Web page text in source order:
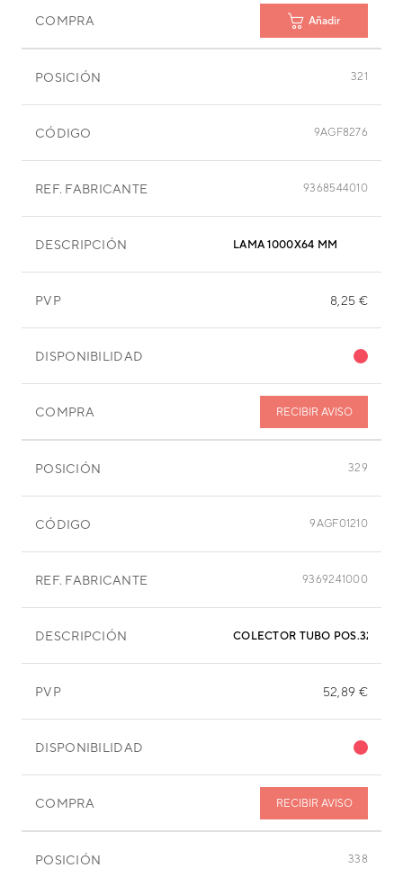
COMPRA Añadir
POSICIÓN 321
CÓDIGO 9AGF8276
REF. FABRICANTE 9368544010
DESCRIPCIÓN LAMA 1000X64 MM
PVP 8,25 €
DISPONIBILIDAD
COMPRA RECIBIR AVISO
POSICIÓN 329
CÓDIGO 9AGF01210
REF. FABRICANTE 9369241000
DESCRIPCIÓN COLECTOR TUBO POS.329
PVP 52,89 €
DISPONIBILIDAD
COMPRA RECIBIR AVISO
POSICIÓN 338